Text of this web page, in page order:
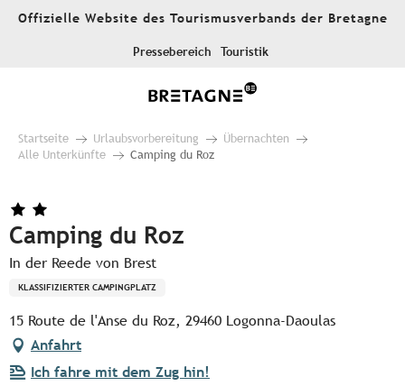
AllerOffizielle Website des Tourismusverbands der Bretagne
Pressebereich Touristik
Startseite Urlaubsvorbereitung
Übernachten
Alle Unterkünfte
Camping du Roz
Camping du Roz
In der Reede von Brest
KLASSIFIZIERTER CAMPINGPLATZ
15 Route de l'Anse du Roz, 29460 Logonna-Daoulas
Anfahrt
Ich fahre mit dem Zug hin!